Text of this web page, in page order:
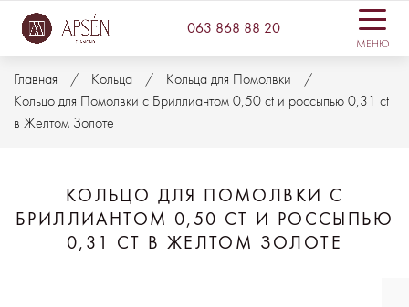
063 868 88 20
МЕНЮ
Главная Кольца
Кольца для Помолвки
Кольцо для Помолвки с Бриллиантом 0,50 ct и россыпью 0,31 ct
в Желтом Золоте
КОЛЬЦО ДЛЯ ПОМОЛВКИ С
БРИЛЛИАНТОМ 0,50 CT И РОССЫПЬЮ
0,31 CT В ЖЕЛТОМ ЗОЛОТЕ